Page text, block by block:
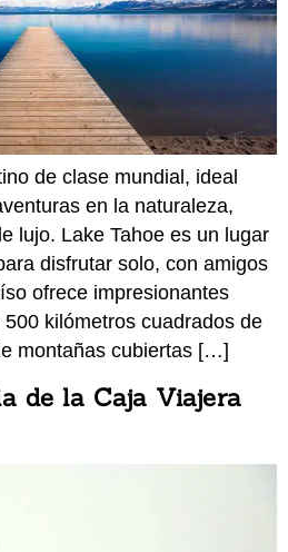
de clase mundial, ideal
en la naturaleza,
lujo. Lake Tahoe es un lugar
disfrutar solo, con amigos
ofrece impresionantes
kilómetros cuadrados de
montañas cubiertas […]
de la Caja Viajera